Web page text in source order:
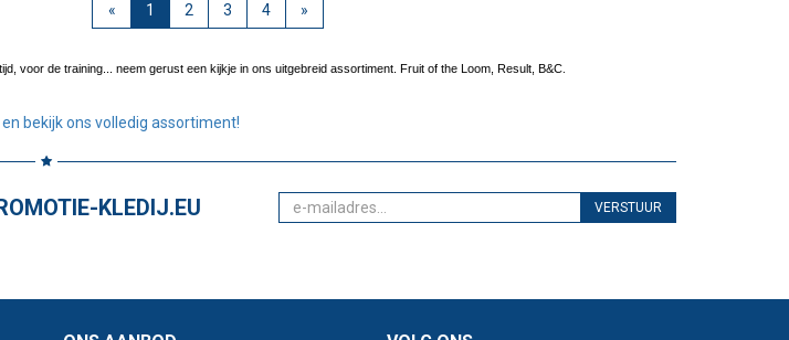
« 1 2 3 4 »
voor de training... neem gerust een kijkje in ons uitgebreid assortiment. Fruit of the Loom, Result, B&C.
en bekijk ons volledig assortiment!
KLEDIJ.EU
VERSTUUR